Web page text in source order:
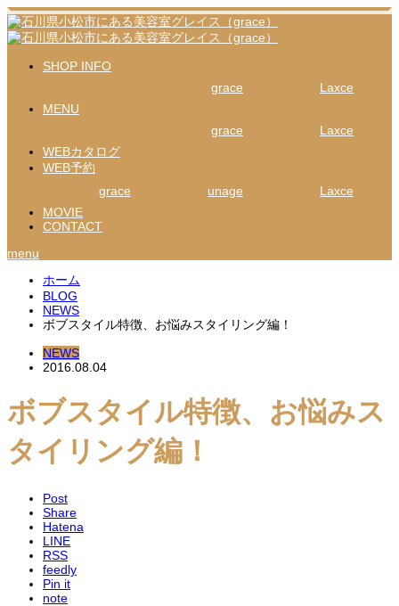
SHOP INFO
grace
Laxce
MENU
grace
Laxce
WEBカタログ
WEB予約
grace
unage
Laxce
MOVIE
CONTACT
menu
ホーム
BLOG
NEWS
ボブスタイル特徴、お悩みスタイリング編！
NEWS
2016.08.04
ボブスタイル特徴、お悩みス
タイリング編！
Post
Share
Hatena
LINE
RSS
feedly
Pin it
note